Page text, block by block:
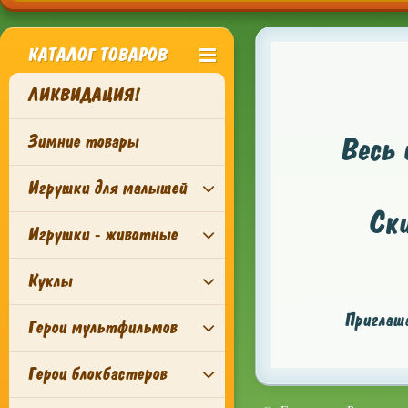
КАТАЛОГ ТОВАРОВ
ЛИКВИДАЦИЯ!
Зимние товары
Игрушки для малышей
Игрушки - животные
Куклы
Герои мультфильмов
Герои блокбастеров
Весь